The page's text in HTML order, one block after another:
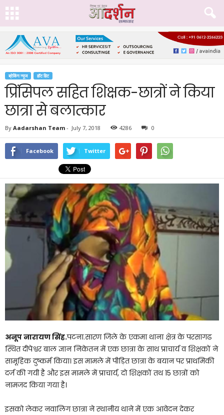
ब्रेकिंग न्यूज हॉट हिट
प्रिंसिपल सहित शिक्षक-छात्रों ने किया
छात्रा से बलात्कार
By Aadarshan Team - July 7, 2018 4286 0
Facebook Twitter
अनूप नारायण सिंह.पटना.सारण जिले के एकमा थाना क्षेत्र के परसागढ
स्थित दीपेश्वर बाल ज्ञान निकेतन में एक छात्रा के साथ प्राचार्य व शिक्षकों ने
सामूहिक दुष्कर्म किया। इस मामले में पीड़ित छात्रा के बयान पर प्राथमिकी
दर्ज की गयी है और इस मामले में प्राचार्य, दो शिक्षकों तथ 15 छात्रों को
नामजद किया गया है।
इसको लेकर नवालिग छात्रा ने स्थानीय थाने में एक आवेदन देकर